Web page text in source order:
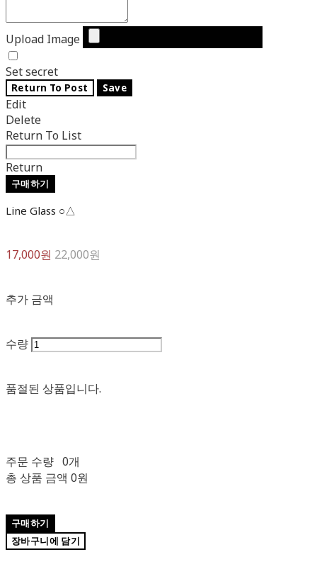
Upload Image
Set secret
Return To Post Save
Edit
Delete
Return To List
Return
구매하기
Line Glass ○△
17,000원 22,000원
추가 금액
수량
품절된 상품입니다.
주문 수량 0개
총 상품 금액 0원
구매하기
장바구니에 담기